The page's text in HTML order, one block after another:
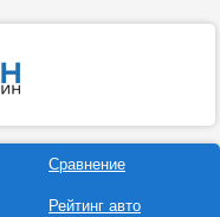
Сравнение
Рейтинг авто